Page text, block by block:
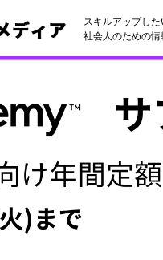
スキルアップした
社会人のための情